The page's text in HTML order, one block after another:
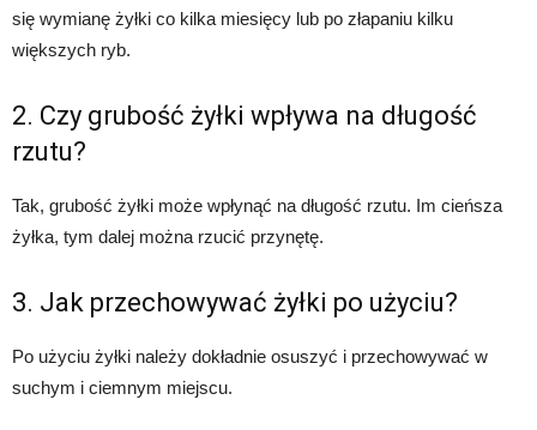
się wymianę żyłki co kilka miesięcy lub po złapaniu kilku
większych ryb.
2. Czy grubość żyłki wpływa na długość
rzutu?
Tak, grubość żyłki może wpłynąć na długość rzutu. Im cieńsza
żyłka, tym dalej można rzucić przynętę.
3. Jak przechowywać żyłki po użyciu?
Po użyciu żyłki należy dokładnie osuszyć i przechowywać w
suchym i ciemnym miejscu.